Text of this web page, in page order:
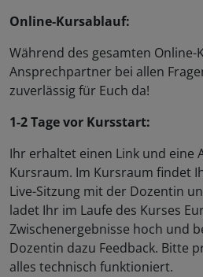
Online-Kursablauf:
Während des gesamten Online-
Ansprechpartner bei allen
zuverlässig für Euch da!
1-2 Tage vor Kursstart:
Ihr erhaltet einen Link und eine
Kursraum. Im Kursraum findet
Live-Sitzung mit der Dozentin
ladet Ihr im Laufe des Kurses
Zwischenergebnisse hoch und
Dozentin dazu Feedback. Bitte
alles technisch funktioniert.